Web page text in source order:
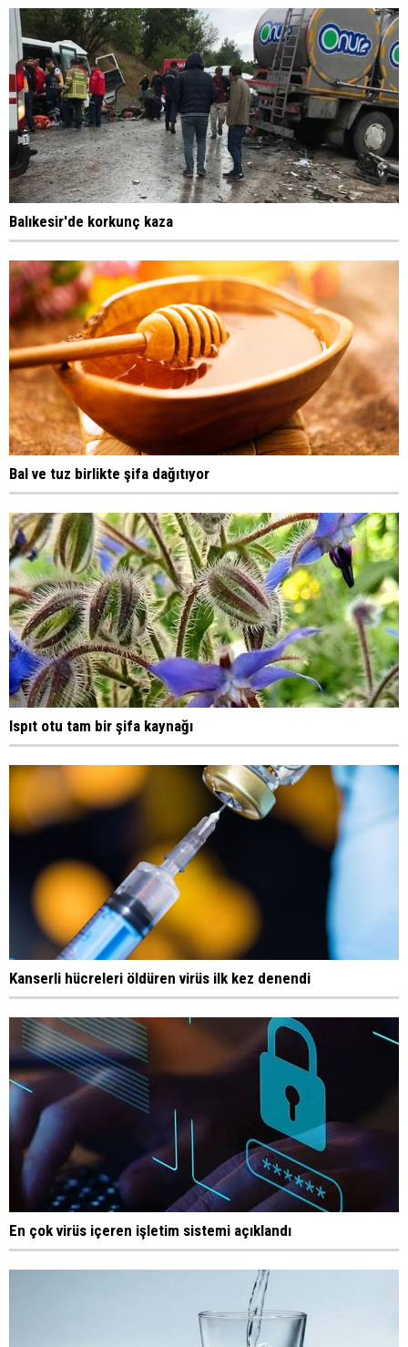
Balıkesir'de korkunç kaza
Bal ve tuz birlikte şifa dağıtıyor
Ispıt otu tam bir şifa kaynağı
Kanserli hücreleri öldüren virüs ilk kez denendi
En çok virüs içeren işletim sistemi açıklandı